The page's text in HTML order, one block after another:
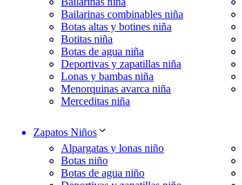
Bailarinas combinables niña
Botas altas y botines niña
Botitas niña
Botas de agua niña
Deportivas y zapatillas niña
Lonas y bambas niña
Menorquinas avarca niña
Merceditas niña
Zapatos Niños
Alpargatas y lonas niño
Botas niño
Botas de agua niño